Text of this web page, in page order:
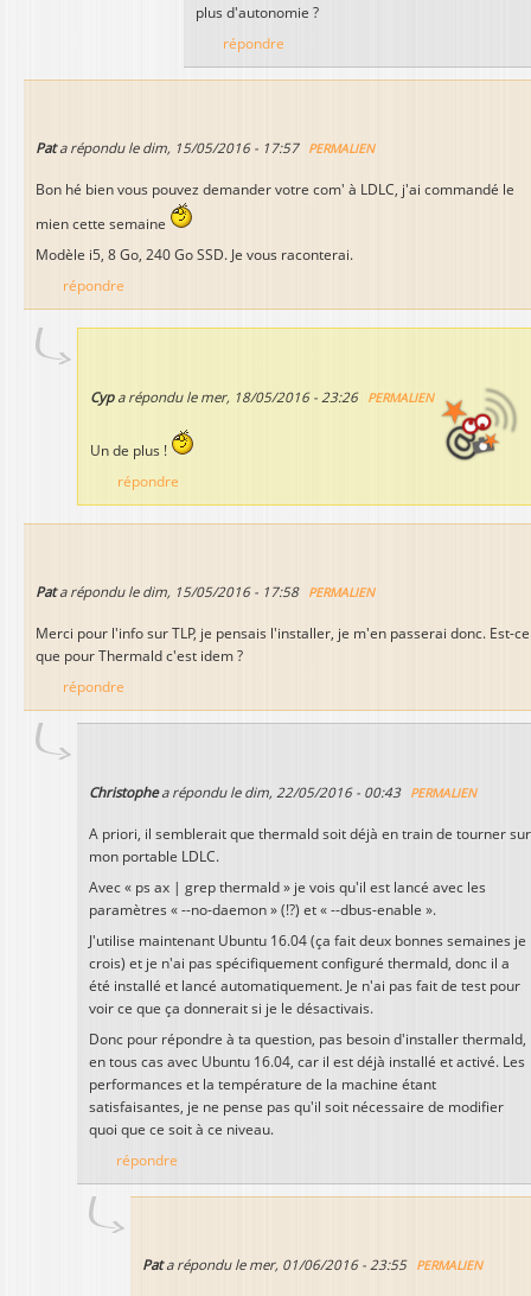
plus d'autonomie ?
répondre
Pata répondu le dim, 15/05/2016 - 17:57 PERMALIEN
Bon hé bien vous pouvez demander votre com' à LDLC, j'ai commandé le
mien cette semaine
Modèle i5, 8 Go, 240 Go SSD. Je vous raconterai.
répondre
Cypa répondu le mer, 18/05/2016 - 23:26 PERMALIEN
Un de plus !
répondre
Pata répondu le dim, 15/05/2016 - 17:58 PERMALIEN
Merci pour l'info sur TLP, je pensais l'installer, je m'en passerai donc. Est-ce
que pour Thermald c'est idem ?
répondre
Christophea répondu le dim, 22/05/2016 - 00:43 PERMALIEN
A priori, il semblerait que thermald soit déjà en train de tourner sur
mon portable LDLC.
Avec « ps ax | grep thermald » je vois qu'il est lancé avec les
paramètres « --no-daemon » (!?) et « --dbus-enable ».
J'utilise maintenant Ubuntu 16.04 (ça fait deux bonnes semaines je
crois) et je n'ai pas spécifiquement configuré thermald, donc il a
été installé et lancé automatiquement. Je n'ai pas fait de test pour
voir ce que ça donnerait si je le désactivais.
Donc pour répondre à ta question, pas besoin d'installer thermald,
en tous cas avec Ubuntu 16.04, car il est déjà installé et activé. Les
performances et la température de la machine étant
satisfaisantes, je ne pense pas qu'il soit nécessaire de modifier
quoi que ce soit à ce niveau.
répondre
Pata répondu le mer, 01/06/2016 - 23:55 PERMALIEN